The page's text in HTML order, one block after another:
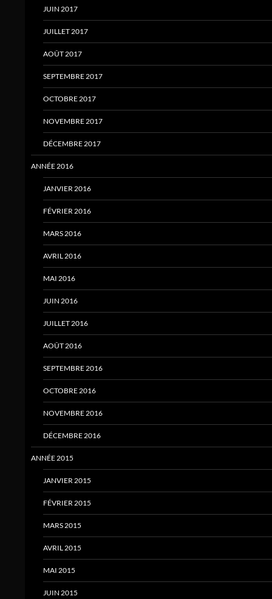
JUIN 2017
JUILLET 2017
AOÛT 2017
SEPTEMBRE 2017
OCTOBRE 2017
NOVEMBRE 2017
DÉCEMBRE 2017
ANNÉE 2016
JANVIER 2016
FÉVRIER 2016
MARS 2016
AVRIL 2016
MAI 2016
JUIN 2016
JUILLET 2016
AOÛT 2016
SEPTEMBRE 2016
OCTOBRE 2016
NOVEMBRE 2016
DÉCEMBRE 2016
ANNÉE 2015
JANVIER 2015
FÉVRIER 2015
MARS 2015
AVRIL 2015
MAI 2015
JUIN 2015